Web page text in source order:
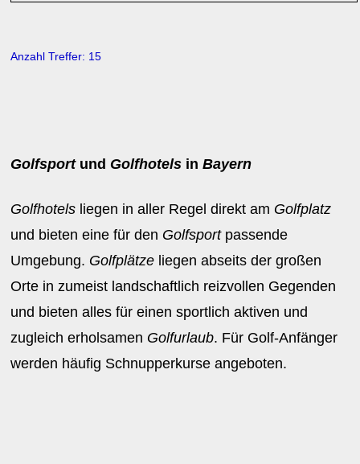
Anzahl Treffer: 15
Golfsportund Golfhotels inBayern
Golfhotels liegen in aller Regel direkt am Golfplatz
und bieten eine für den Golfsportpassende
Umgebung. Golfplätze liegen abseits der großen
Orte in zumeist landschaftlich reizvollen Gegenden
und bieten alles für einen sportlich aktiven und
zugleich erholsamen Golfurlaub. Für Golf-Anfänger
werden häufig Schnupperkurse angeboten.